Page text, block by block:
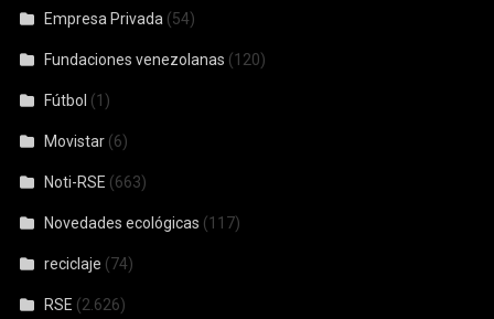
Empresa Privada (54)
Fundaciones venezolanas (120)
Fútbol (1)
Movistar (6)
Noti-RSE (663)
Novedades ecológicas (117)
reciclaje (74)
RSE (2.626)